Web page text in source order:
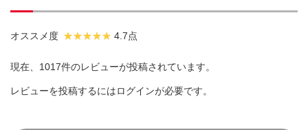
オススメ度 4.7点
現在、1017件のレビューが投稿されています。
レビューを投稿するにはログインが必要です。